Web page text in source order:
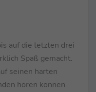
auf die letzten drei
Spaß gemacht.
seinen harten
hören können